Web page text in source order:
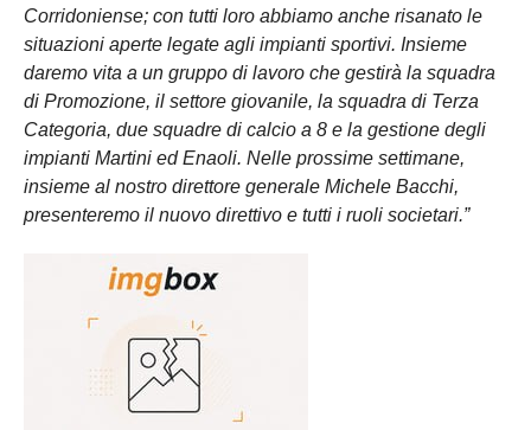
Corridoniense; con tutti loro abbiamo anche risanato le
situazioni aperte legate agli impianti sportivi. Insieme
daremo vita a un gruppo di lavoro che gestirà la squadra
di Promozione, il settore giovanile, la squadra di Terza
Categoria, due squadre di calcio a 8 e la gestione degli
impianti Martini ed Enaoli. Nelle prossime settimane,
insieme al nostro direttore generale Michele Bacchi,
presenteremo il nuovo direttivo e tutti i ruoli societari.”